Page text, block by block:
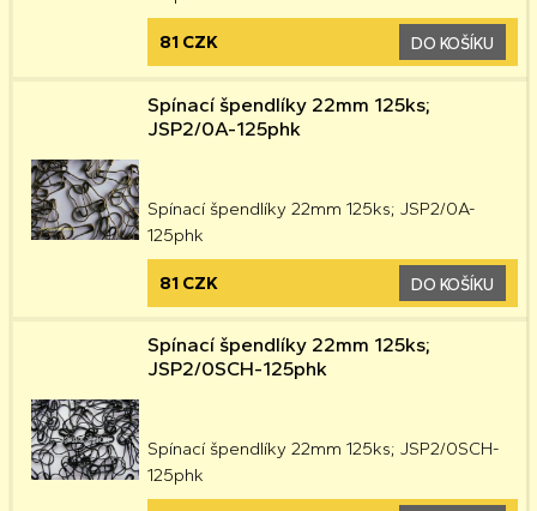
81 CZK DO KOŠÍKU
Spínací špendlíky 22mm 125ks;
JSP2/0A-125phk
Spínací špendlíky 22mm 125ks; JSP2/0A-
125phk
81 CZK DO KOŠÍKU
Spínací špendlíky 22mm 125ks;
JSP2/0SCH-125phk
Spínací špendlíky 22mm 125ks; JSP2/0SCH-
125phk